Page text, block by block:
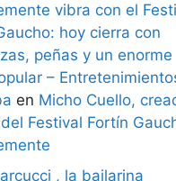
vibra con el
hoy cierra con
peñas y un enorme
–
en Micho Cuello,
Festival Fortín
, la bailarina